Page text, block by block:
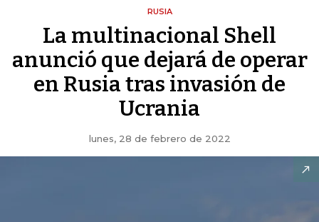
RUSIA
La multinacional Shell
anunció que dejará de operar
en Rusia tras invasión de
Ucrania
lunes, 28 de febrero de 2022